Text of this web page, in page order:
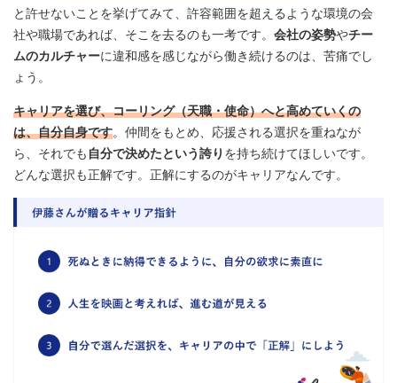
と許せないことを挙げてみて、許容範囲を超えるような環境の会
社や職場であれば、そこを去るのも一考です。 会社の姿勢やチー
ムのカルチャーに違和感を感じながら働き続けるのは、苦痛でし
ょう。
キャリアを選び、コーリング（天職・使命）へと高めていくの
は、自分自身です。仲間をもとめ、応援される選択を重ねなが
ら、それでも 自分で決めたという誇り を持ち続けてほしいです。
どんな選択も正解です。正解にするのがキャリアなんです。